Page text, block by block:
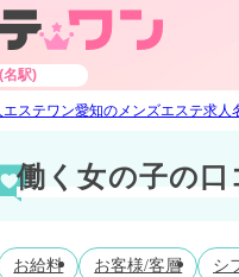
名駅)
ステワン愛知のメンズエステ求人
働く女の子の口
お給料 お客様/客層 シ